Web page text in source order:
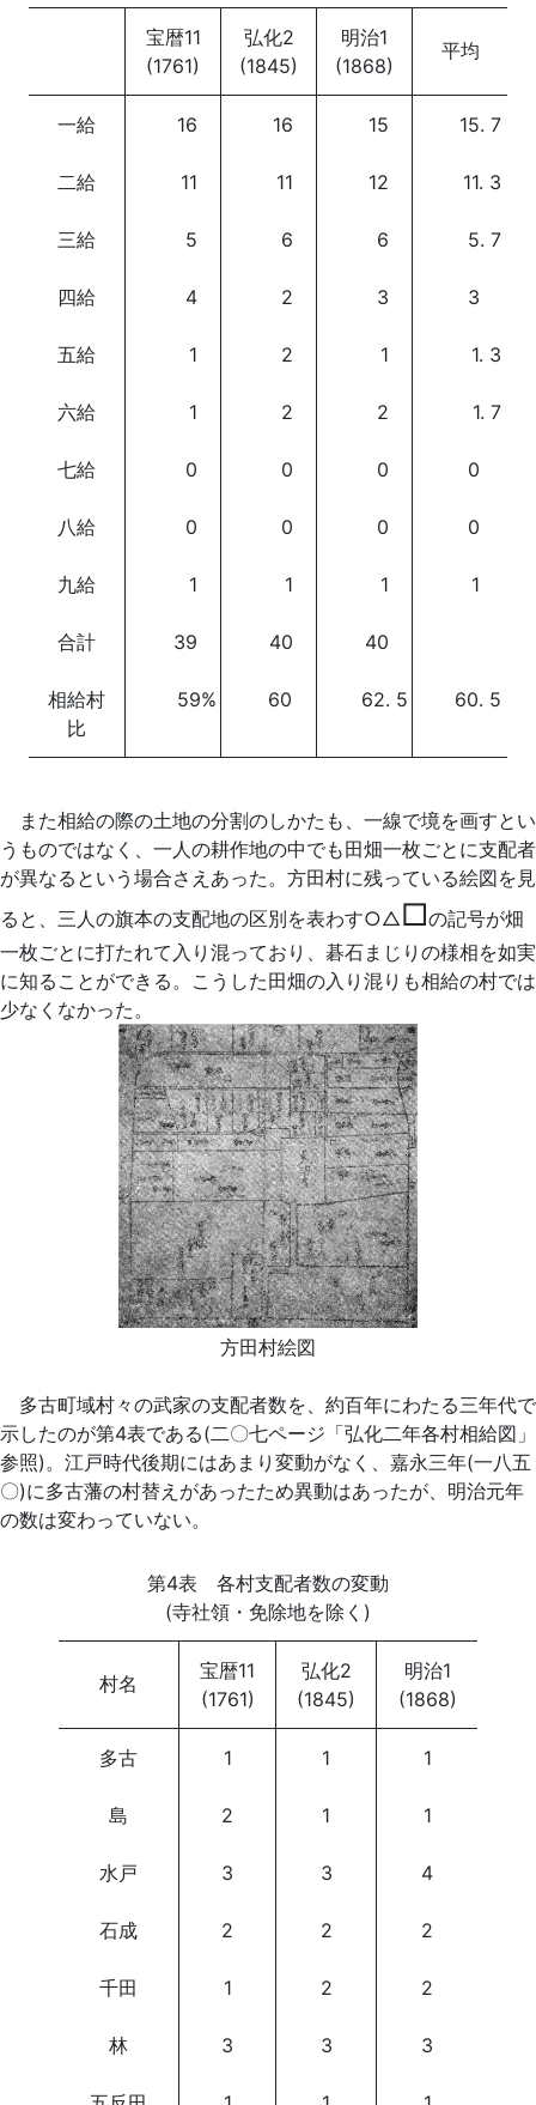
宝暦11
(1761)
弘化2
(1845)
明治1
(1868)
平均
一給 16 16 15 15. 7
二給 11 11 12 11. 3
三給 5 6 6 5. 7
四給 4 2 3 3
五給 1 2 1 1. 3
六給 1 2 2 1. 7
七給 0 0 0 0
八給 0 0 0 0
九給 1 1 1 1
合計 39 40 40
相給村
比
59% 60 62. 5 60. 5
また相給の際の土地の分割のしかたも、一線で境を画すとい
うものではなく、一人の耕作地の中でも田畑一枚ごとに支配者
が異なるという場合さえあった。方田村に残っている絵図を見
ると、三人の旗本の支配地の区別を表わす○△□の記号が畑
一枚ごとに打たれて入り混っており、碁石まじりの様相を如実
に知ることができる。こうした田畑の入り混りも相給の村では
少なくなかった。
方田村絵図
多古町域村々の武家の支配者数を、約百年にわたる三年代で
示したのが第4表である(二〇七ページ「弘化二年各村相給図」
参照)。江戸時代後期にはあまり変動がなく、嘉永三年(一八五
〇)に多古藩の村替えがあったため異動はあったが、明治元年
の数は変わっていない。
第4表 各村支配者数の変動
(寺社領・免除地を除く)
村名
宝暦11
(1761)
弘化2
(1845)
明治1
(1868)
多古 1 1 1
島 2 1 1
水戸 3 3 4
石成 2 2 2
千田 1 2 2
林 3 3 3